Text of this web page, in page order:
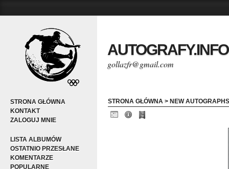
STRONA GŁÓWNA
KONTAKT
ZALOGUJ MNIE
LISTA ALBUMÓW
OSTATNIO PRZESŁANE
KOMENTARZE
POPULARNE
gollazfr@gmail.com
STRONA GŁÓWNA > NEW AUTOGRAPHS